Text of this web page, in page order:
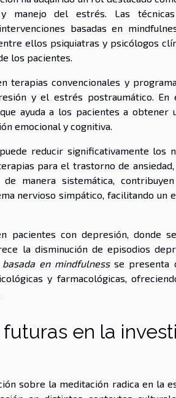
manejo del estrés. Las
basadas en
ellos psiquiatras y psicólogos
los pacientes.
terapias convencionales y
y el estrés postraumático. En
que ayuda a los pacientes a obtener
emocional y cognitiva.
reducir significativamente los
para el trastorno de
manera sistemática,
nervioso simpático, facilitando un
pacientes con depresión, donde
la disminución de episodios
en mindfulnessse presenta
y farmacológicas,
en la
sobre la meditación radica en la